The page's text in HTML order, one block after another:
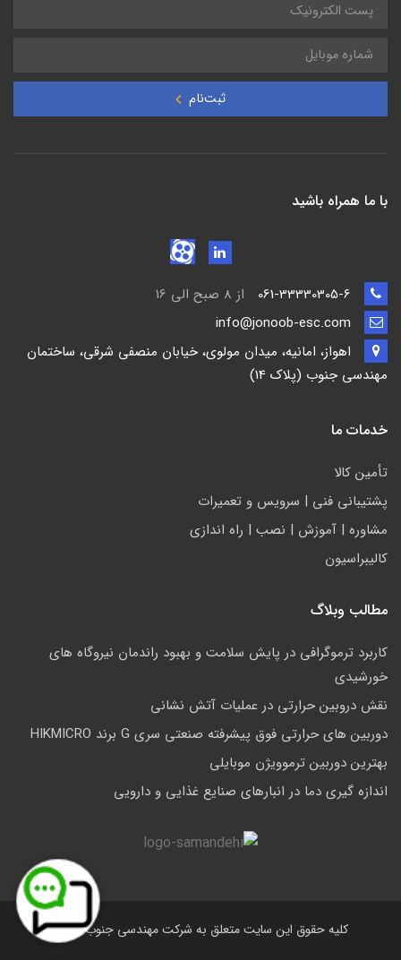
ثبت‌نام
با ما همراه باشید
از 8 صبح الی 16
اهواز، امانیه، میدان مولوی، خیابان منصفی شرقی، ساختمان
مهندسی جنوب (پلاک 14)
خدمات ما
تأمين كالا
پشتيباني فني | سرويس و تعمیرات
مشاوره | آموزش | نصب | راه اندازی
کالیبراسیون
مطالب وبلاگ
کاربرد ترموگرافی در پایش سلامت و بهبود راندمان نیروگاه های
خورشیدی
نقش دروبین حرارتی در عملیات آتش نشانی
دوربین های حرارتی فوق پیشرفته صنعتی سری G برند HIKMICRO
بهترین دوربین ترموویژن موبایلی
اندازه گیری دما در انبارهای صنایع غذایی و دارویی
کلیه حقوق این سایت متعلق به شرکت مهندسی جنوب است.